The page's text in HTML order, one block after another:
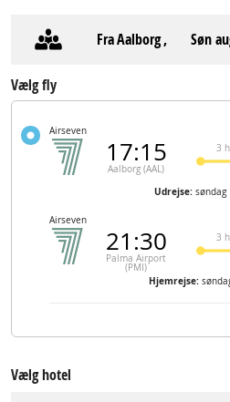
FraAalborg, søn
Vælg fly
Airseven
17:15
Aalborg (AAL)
3
Udrejse: søndag
Airseven
21:30
Palma Airport
(PMI)
3
Hjemrejse:
Vælg hotel